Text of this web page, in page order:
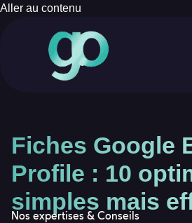
Aller au contenu
Fiches Google
Profile : 10
simples mais
Nos expertises & Conseils